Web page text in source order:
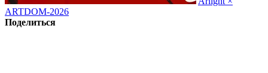
ARTDOM-2026
Поделиться